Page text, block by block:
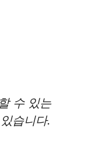
수 있는
습니다.